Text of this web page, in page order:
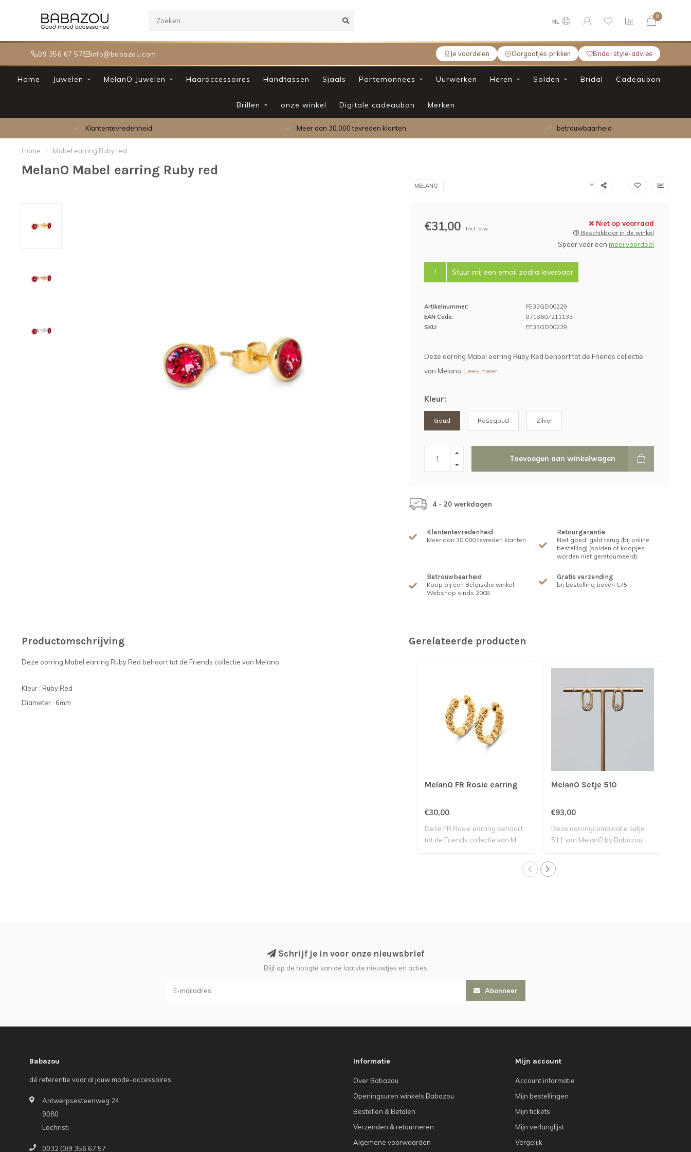
09 356 67 57 info@babazou.com Je voordelen Oorgaatjes prikken Bridal style-advies
NL
0
Home Juwelen MelanO Juwelen Haaraccessoires Handtassen Sjaals Portemonnees Uurwerken Heren Solden Bridal Cadeaubon
Brillen onze winkel Digitale cadeaubon Merken
Klantentevredenheid Meer dan 30.000 tevreden klanten betrouwbaarheid
Home / Mabel earring Ruby red
MelanO Mabel earring Ruby red
MELANO
€31,00 Incl. btw
Niet op voorraad
Beschikbaar in de winkel
Spaar voor een mooi voordeel
! Stuur mij een email zodra leverbaar
Artikelnummer:
FE35GD00229
EAN Code:
8718607211133
SKU:
FE35GD00229
Deze oorring Mabel earring Ruby Red behoort tot de Friends collectie
van Melano. Lees meer..
Kleur:
Goud Rosegoud Zilver
Toevoegen aan winkelwagen
4 - 20 werkdagen
Klantentevredenheid
Meer dan 30.000 tevreden klanten
Retourgarantie
Niet goed, geld terug (bij online
bestelling) (solden of koopjes
worden niet geretourneerd)
Betrouwbaarheid
Koop bij een Belgische winkel.
Webshop sinds 2008
Gratis verzending
bij bestelling boven €75
Productomschrijving
Deze oorring Mabel earring Ruby Red behoort tot de Friends collectie van Melano.
Kleur : Ruby Red
Diameter : 6mm
Gerelateerde producten
MelanO FR Rosie earring
€30,00
Deze FR Rosie earring behoort
tot de Friends collectie van M..
MelanO Setje 510
€93,00
Deze oorringcombinatie setje
511 van MelanO by Babazou
Schrijf je in voor onze nieuwsbrief
Blijf op de hoogte van de laatste nieuwtjes en acties
Abonneer
Babazou
dé referentie voor al jouw mode-accessoires
Antwerpsesteenweg 24
9080
Lochristi
0032 (0)9 356 67 57
Informatie
Over Babazou
Openingsuren winkels Babazou
Bestellen & Betalen
Verzenden & retourneren
Algemene voorwaarden
Mijn account
Account informatie
Mijn bestellingen
Mijn tickets
Mijn verlanglijst
Vergelijk